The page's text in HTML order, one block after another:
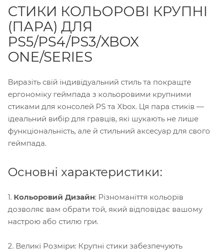
СТИКИ КОЛЬОРОВІ КРУПНІ
(ПАРА) ДЛЯ
PS5/PS4/PS3/XBOX
ONE/SERIES
Виразіть свій індивідуальний стиль та покращте
ергономіку геймпада з кольоровими крупними
стиками для консолей PS та Xbox. Ця пара стиків —
ідеальний вибір для гравців, які шукають не лише
функціональність, але й стильний аксесуар для свого
геймпада.
Основні характеристики:
1. Кольоровий Дизайн: Різноманіття кольорів
дозволяє вам обрати той, який відповідає вашому
настрою або стилю гри.
2. Великі Розміри: Крупні стики забезпечують